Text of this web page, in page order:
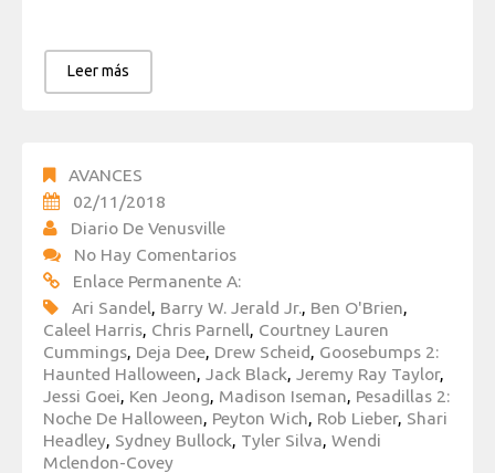
Leer más
AVANCES
02/11/2018
Diario De Venusville
No Hay Comentarios
Enlace Permanente A:
Ari Sandel, Barry W. Jerald Jr., Ben O'Brien,
Caleel Harris, Chris Parnell, Courtney Lauren
Cummings, Deja Dee, Drew Scheid, Goosebumps 2:
Haunted Halloween, Jack Black, Jeremy Ray Taylor,
Jessi Goei, Ken Jeong, Madison Iseman, Pesadillas 2:
Noche De Halloween, Peyton Wich, Rob Lieber, Shari
Headley, Sydney Bullock, Tyler Silva, Wendi
Mclendon-Covey